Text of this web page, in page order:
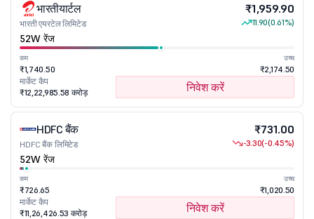
भारतीयार्टल
भारती एयरटेल लिमिटेड
₹1,959.90
11.90(0.61%)
52W रेंज
कम
₹1,740.50
उच्च
₹2,174.50
मार्केट कैप
₹12,22,985.58 करोड़
निवेश करें
HDFC बैंक
HDFC बैंक लिमिटेड
₹731.00
-3.30(-0.45%)
52W रेंज
कम
₹726.65
उच्च
₹1,020.50
मार्केट कैप
₹11,26,426.53 करोड़
निवेश करें